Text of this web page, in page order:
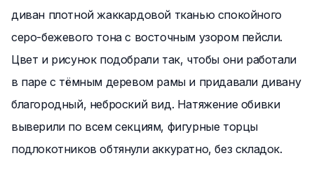
диван плотной жаккардовой тканью спокойного
серо-бежевого тона с восточным узором пейсли.
Цвет и рисунок подобрали так, чтобы они работали
в паре с тёмным деревом рамы и придавали дивану
благородный, неброский вид. Натяжение обивки
выверили по всем секциям, фигурные торцы
подлокотников обтянули аккуратно, без складок.